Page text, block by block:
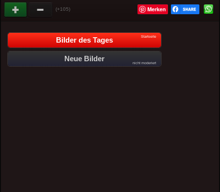
(+105) Merken
Bilder des Tages Startseite
Neue Bilder
nicht moderiert